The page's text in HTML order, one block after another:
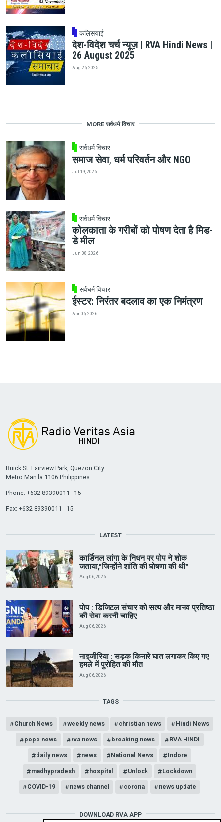
कलिसयाई
देश-विदेश चर्च न्यूज़ | RVA Hindi News |
26 August 2025
Aug 26, 2025
MORE सर्वधर्म विचार
सर्वधर्म विचार
समाज सेवा, धर्म परिवर्तन और NGO
Jul 19, 2026
सर्वधर्म विचार
कोलकाता के गरीबों को पोषण देता है मिड-
डे मील
Jun 08, 2026
सर्वधर्म विचार
ईस्टर: निरंतर बदलाव का एक निमंत्रण
Apr 06, 2026
Buick St. Fairview Park, Quezon City
Metro Manila 1106 Philippines
Phone: +632 89390011 - 15
Fax: +632 89390011 - 15
LATEST
कार्डिनल लांगा के निधन पर पोप ने शोक
जताया,"जिन्होंने शांति की घोषणा की थी"
Aug 06, 2026
पोप : डिजिटल संचार को सत्य और मानव प्रतिष्ठा
की सेवा करनी चाहिए
Aug 06, 2026
नाइजीरिया : सड़क किनारे घात लगाकर किए गए
हमले में पुरोहित की मौत
Aug 06, 2026
TAGS
Church News weekly news christian news Hindi News
pope news rva news breaking news RVA HINDI
daily news news National News Indore
madhypradesh hospital Unlock Lockdown
COVID-19 news channel corona news update
DOWNLOAD RVA APP